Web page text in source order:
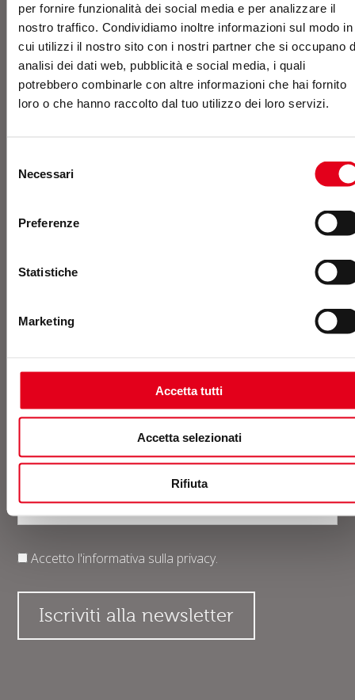
per fornire funzionalità dei social media e per analizzare il
nostro traffico. Condividiamo inoltre informazioni sul modo in
cui utilizzi il nostro sito con i nostri partner che si occupano
analisi dei dati web, pubblicità e social media, i quali
potrebbero combinarle con altre informazioni che hai fornito
loro o che hanno raccolto dal tuo utilizzo dei loro servizi.
delNecessari
Preferenze
Statistiche
Marketing
Accetta tutti
Accetta selezionati
Rifiuta
Accetto l'informativa sulla privacy.